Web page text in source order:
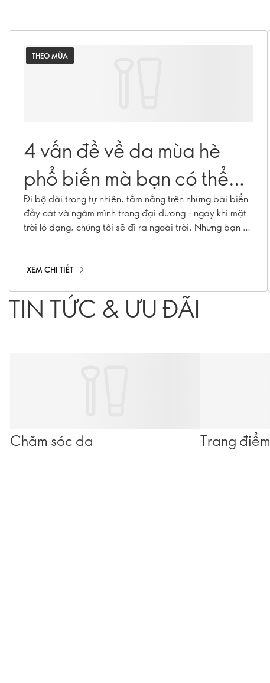
THEO MÙA
4 vấn đề về da mùa hè
phổ biến mà bạn có thể
ngăn ngừa
Đi bộ dài trong tự nhiên, tắm nắng trên những bãi biển
đầy cát và ngâm mình trong đại dương - ngay khi mặt
trời ló dạng, chúng tôi sẽ đi ra ngoài trời. Nhưng bạn có
đề về da phổ biến vào mùa hè và cho bạn biết cách
XEM CHI TIẾT
TIN TỨC & ƯU ĐÃI
Chăm sóc da Trang điểm